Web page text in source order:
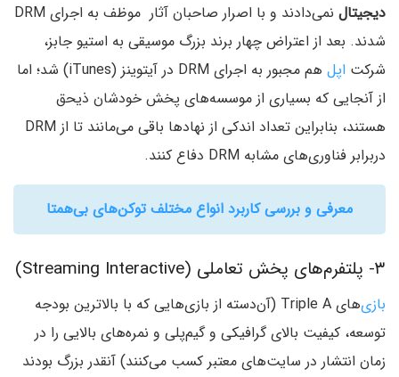
دیجیتال
نمی‌دادند و با اصرار صاحبان آثار موظف به اجرای DRM
شدند. بعد از اعتراض چهار برند بزرگ موسیقی به استیو جابز،
شرکت اپل
هم مجبور به اجرای DRM در آیتوینز (iTunes) شد؛ اما
از آنجایی که بسیاری از موسسه‌های پخش خودشان ذیحق
هستند، بنابراین تعداد اندکی از نهادها باقی می‌مانند تا از DRM
دربرابر فناوری‌های مشابه DRM دفاع کنند.
معرفی و بررسی کاربرد انواع مختلف توکن‌های بی‌همتا
۳- پلتفرم‌های پخش تعاملی (Streaming Interactive)
بازی‌
های Triple A (آن‌دسته از بازی‌هایی که با بالاترین بودجه
توسعه، کیفیت بالای گرافیکی و گیم‌پلی و نمره‌های بالایی را در
زمان انتشار در سایت‌های معتبر کسب می‌کنند) آنقدر بزرگ بودند